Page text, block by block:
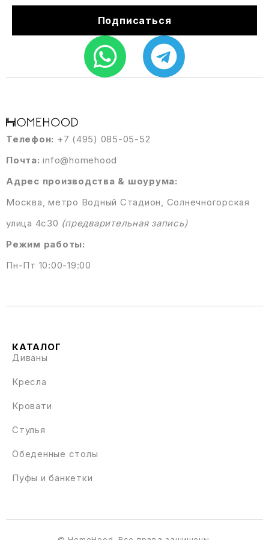
Телефон: +7 (495) 085-05-52
Почта: info@homehood
Адрес производства & шоурума:
Москва, метро Водный Стадион, Солнечногорская
улица 4с30 (предварительная запись)
Режим работы:
Пн-Пт 10:00-19:00
КАТАЛОГ
Диваны
Кресла
Кровати
Стулья
Обеденные столы
Пуфы и банкетки
Подписаться